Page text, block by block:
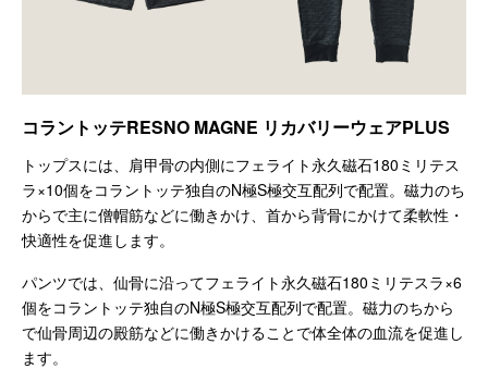
コラントッテRESNO MAGNE リカバリーウェアPLUS
トップスには、肩甲骨の内側にフェライト永久磁石180ミリテス
ラ×10個をコラントッテ独自のN極S極交互配列で配置。磁力のち
からで主に僧帽筋などに働きかけ、首から背骨にかけて柔軟性・
快適性を促進します。
パンツでは、仙骨に沿ってフェライト永久磁石180ミリテスラ×6
個をコラントッテ独自のN極S極交互配列で配置。磁力のちから
で仙骨周辺の殿筋などに働きかけることで体全体の血流を促進し
ます。